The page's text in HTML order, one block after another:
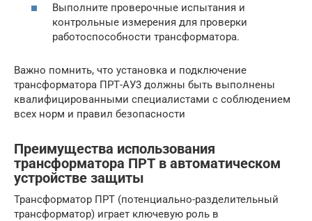
Выполните проверочные испытания и
контрольные измерения для проверки
работоспособности трансформатора.
Важно помнить, что установка и подключение
трансформатора ПРТ-АУ3 должны быть выполнены
квалифицированными специалистами с соблюдением
всех норм и правил безопасности
Преимущества использования
трансформатора ПРТ в автоматическом
устройстве защиты
Трансформатор ПРТ (потенциально-разделительный
трансформатор) играет ключевую роль в